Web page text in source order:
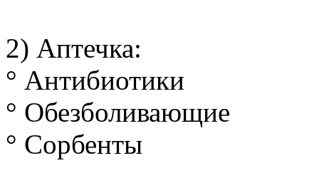
2) Аптечка:
° Антибиотики
° Обезболивающие
° Сорбенты